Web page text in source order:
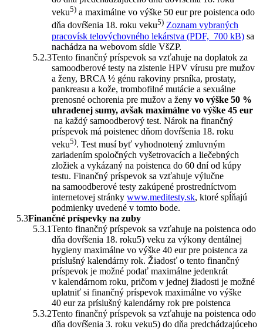
veku5) a maximálne vo výške 50 eur pre poistenca odo
dňa dovŕšenia 18. roku veku5) Zoznam vybraných
pracovísk telovýchovného lekárstva (PDF, 700 kB) sa
nachádza na webovom sídle VšZP.
Tento finančný príspevok sa vzťahuje na doplatok za
samoodberové testy na zistenie HPV vírusu pre mužov
a ženy, BRCA ½ génu rakoviny prsníka, prostaty,
pankreasu a kože, trombofilné mutácie a sexuálne
prenosné ochorenia pre mužov a ženy vo výške 50 %
uhradenej sumy, avšak maximálne vo výške 45 eur
na každý samoodberový test. Nárok na finančný
príspevok má poistenec dňom dovŕšenia 18. roku
veku5). Test musí byť vyhodnotený zmluvným
zariadením spoločných vyšetrovacích a liečebných
zložiek a vykázaný na poistenca do 60 dní od kúpy
testu. Finančný príspevok sa vzťahuje výlučne
na samoodberové testy zakúpené prostredníctvom
internetovej stránky www.meditesty.sk, ktoré spĺňajú
podmienky uvedené v tomto bode.
Finančné príspevky na zuby
Tento finančný príspevok sa vzťahuje na poistenca odo
dňa dovŕšenia 18. roku5) veku za výkony dentálnej
hygieny maximálne vo výške 40 eur pre poistenca za
príslušný kalendárny rok. Žiadosť o tento finančný
príspevok je možné podať maximálne jedenkrát
v kalendárnom roku, pričom v jednej žiadosti je možné
uplatniť si finančný príspevok maximálne vo výške
40 eur za príslušný kalendárny rok pre poistenca
Tento finančný príspevok sa vzťahuje na poistenca odo
dňa dovŕšenia 3. roku veku5) do dňa predchádzajúceho